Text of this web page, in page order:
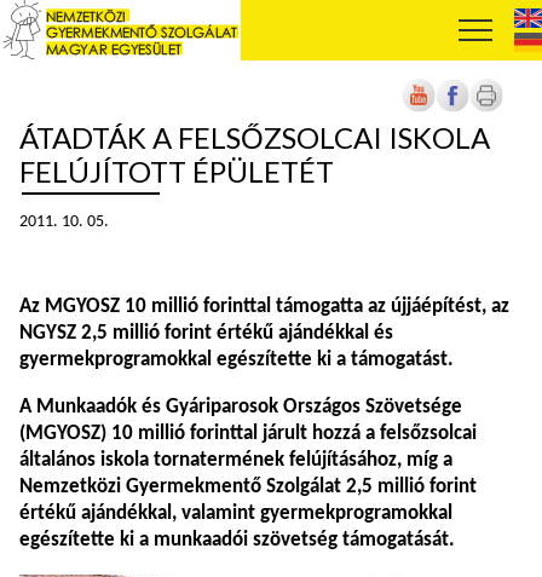
ÁTADTÁK A FELSŐZSOLCAI ISKOLA
FELÚJÍTOTT ÉPÜLETÉT
2011. 10. 05.
Az MGYOSZ 10 millió forinttal támogatta az újjáépítést, az
NGYSZ 2,5 millió forint értékű ajándékkal és
gyermekprogramokkal egészítette ki a támogatást.
A Munkaadók és Gyáriparosok Országos Szövetsége
(MGYOSZ) 10 millió forinttal járult hozzá a felsőzsolcai
általános iskola tornatermének felújításához, míg a
Nemzetközi Gyermekmentő Szolgálat 2,5 millió forint
értékű ajándékkal, valamint gyermekprogramokkal
egészítette ki a munkaadói szövetség támogatását.